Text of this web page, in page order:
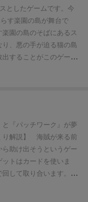
ているドイツ語版買い
が200枚余りのカード
、頑張って翻訳しまし
しくなれた気がします。
標は達成しているとい
イ楽しむのが吉。 な
が難しい子供向けに、
いくファミリールール
遊べるように配慮され
ヤーの邪魔をする姉とい
盤面に便乗して得点す
なんとかしてAIの目標
たすか、というジレンマ
かにも専用の妨害デッキ
イルを除去する疑似的
さんレア財宝除去しす
を抜く初期作業はかなり
、以降はそろえたりす
ロングポイントです。ソ
ます。ターンごとにセ
いき、課題も示されて
すくなっています。課
調節できるのも素晴ら
る。（なので、アブス
と収納が大変
にノーマル宝物と特殊な
クが猫に満ちあふれてい
「ゲーム中に実際の猫
」など、デザイナーの
一本。没入感が異様に高
か救出できない）。ラ
ードを引くことができ
ていきます（＝その分
より高得点を狙える）。
なかったら、いつまで
て得点も伸ばすことは
て「今さらこのカー
（ゆえに、お互いほと
った）。幸いお互い最終
点差はつかなかったの
もしくは相手だけ）か
なり点差が開いたはず
～って思いました。ゲ
ちょっと残念でした。
ドラフト＆猫タイルの
としたゲームです。 今
す楽園の島が舞台で
園の島のそばにあるス
、悪の手が迫る猫の島
することがこのゲーム
を入れて船まで運
毎ラウンド行います。
の捕獲に必要なバスケッ
ができる課題、単体で
ど様々あります。自分
ラウンド考えるのがと
てこのゲームで特に面白
るところです❗️
と『パッチワーク』が夢
り解説】
海賊が来る前
助け出そうというゲー
トはカードを使いま
して取り合います。
（魚）で購入します。